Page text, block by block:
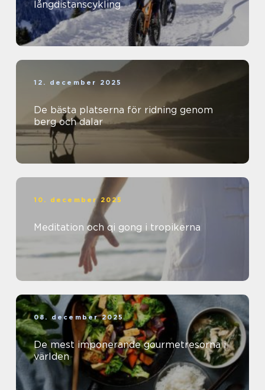
långdistanscykling
12. december 2025
De bästa platserna för ridning genom
berg och dalar
10. december 2025
Meditation och qi gong i tropikerna
08. december 2025
De mest imponerande gourmetresorna i
världen